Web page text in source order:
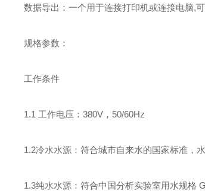
数据导出：一个用于连接打印机或连接电脑,
规格参数：
工作条件
1.1 工作电压：380V，50/60Hz
1.2冷水水源：符合城市自来水的国家标准，
1.3纯水水源：符合中国分析实验室用水规格